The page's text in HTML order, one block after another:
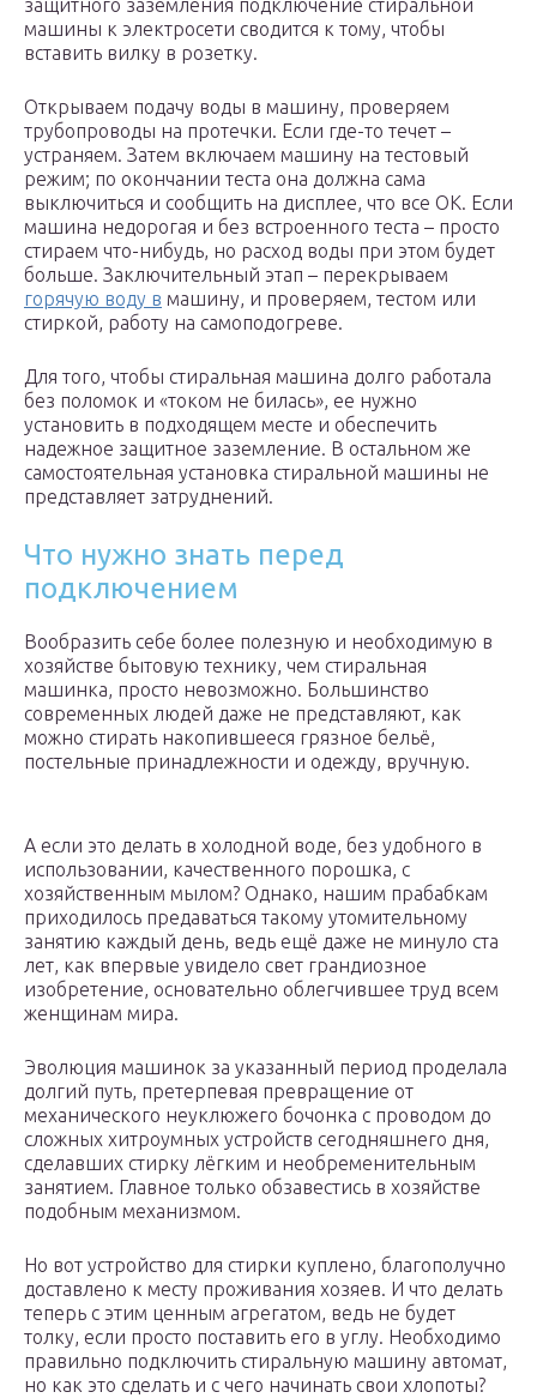
защитного заземления подключение стиральной
машины к электросети сводится к тому, чтобы
вставить вилку в розетку.
Открываем подачу воды в машину, проверяем
трубопроводы на протечки. Если где-то течет –
устраняем. Затем включаем машину на тестовый
режим; по окончании теста она должна сама
выключиться и сообщить на дисплее, что все ОК. Если
машина недорогая и без встроенного теста – просто
стираем что-нибудь, но расход воды при этом будет
больше. Заключительный этап – перекрываем
горячую воду в машину, и проверяем, тестом или
стиркой, работу на самоподогреве.
Для того, чтобы стиральная машина долго работала
без поломок и «током не билась», ее нужно
установить в подходящем месте и обеспечить
надежное защитное заземление. В остальном же
самостоятельная установка стиральной машины не
представляет затруднений.
Что нужно знать перед
подключением
Вообразить себе более полезную и необходимую в
хозяйстве бытовую технику, чем стиральная
машинка, просто невозможно. Большинство
современных людей даже не представляют, как
можно стирать накопившееся грязное бельё,
постельные принадлежности и одежду, вручную.
А если это делать в холодной воде, без удобного в
использовании, качественного порошка, с
хозяйственным мылом? Однако, нашим прабабкам
приходилось предаваться такому утомительному
занятию каждый день, ведь ещё даже не минуло ста
лет, как впервые увидело свет грандиозное
изобретение, основательно облегчившее труд всем
женщинам мира.
Эволюция машинок за указанный период проделала
долгий путь, претерпевая превращение от
механического неуклюжего бочонка с проводом до
сложных хитроумных устройств сегодняшнего дня,
сделавших стирку лёгким и необременительным
занятием. Главное только обзавестись в хозяйстве
подобным механизмом.
Но вот устройство для стирки куплено, благополучно
доставлено к месту проживания хозяев. И что делать
теперь с этим ценным агрегатом, ведь не будет
толку, если просто поставить его в углу. Необходимо
правильно подключить стиральную машину автомат,
но как это сделать и с чего начинать свои хлопоты?